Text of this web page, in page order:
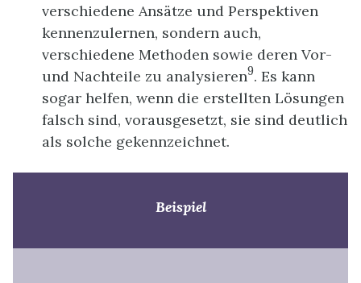
verschiedene Ansätze und Perspektiven
kennenzulernen, sondern auch,
verschiedene Methoden sowie deren Vor-
und Nachteile zu analysieren9. Es kann
sogar helfen, wenn die erstellten Lösungen
falsch sind, vorausgesetzt, sie sind deutlich
als solche gekennzeichnet.
Beispiel